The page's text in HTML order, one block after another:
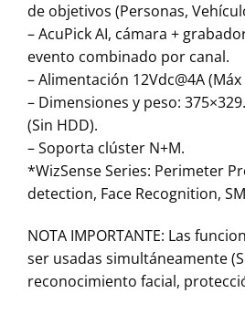
de objetivos (Personas,
– AcuPick AI, cámara +
evento combinado por canal.
– Alimentación 12Vdc@4A (Máx
– Dimensiones y peso:
(Sin HDD).
– Soporta clúster N+M.
*WizSense Series: Perimeter
detection, Face Recognition,
NOTA IMPORTANTE: Las
ser usadas simultáneamente
reconocimiento facial,